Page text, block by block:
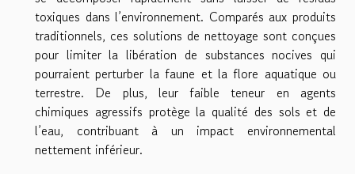
toxiques dans l’environnement. Comparés aux produits
traditionnels, ces solutions de nettoyage sont conçues
pour limiter la libération de substances nocives qui
pourraient perturber la faune et la flore aquatique ou
terrestre. De plus, leur faible teneur en agents
chimiques agressifs protège la qualité des sols et de
l’eau, contribuant à un impact environnemental
nettement inférieur.